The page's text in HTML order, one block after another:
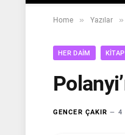
Home » Yazılar »
HER DAIM
GENCER ÇAKIR 4